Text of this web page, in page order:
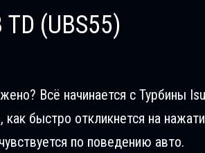
(UBS55)
Всё начинается с Турбины
быстро откликнется на
по поведению авто.